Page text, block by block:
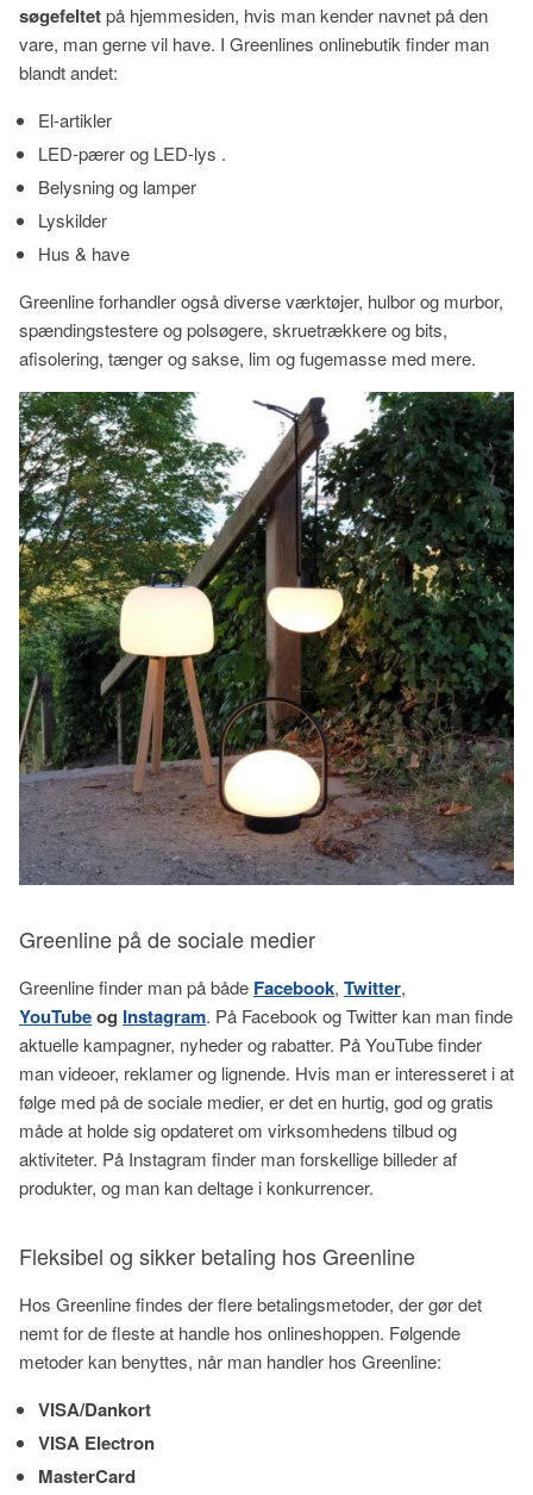
søgefeltetpå hjemmesiden, hvis man kender navnet på den
vare, man gerne vil have. I Greenlines onlinebutik finder man
blandt andet:
El-artikler
LED-pærer og LED-lys .
Belysning og lamper
Lyskilder
Hus & have
Greenline forhandler også diverse værktøjer, hulbor og murbor,
spændingstestere og polsøgere, skruetrækkere og bits,
afisolering, tænger og sakse, lim og fugemasse med mere.
Greenline på de sociale medier
Greenline finder man på både Facebook, Twitter,
YouTubeog Instagram. På Facebook og Twitter kan man finde
aktuelle kampagner, nyheder og rabatter. På YouTube finder
man videoer, reklamer og lignende. Hvis man er interesseret i at
følge med på de sociale medier, er det en hurtig, god og gratis
måde at holde sig opdateret om virksomhedens tilbud og
aktiviteter. På Instagram finder man forskellige billeder af
produkter, og man kan deltage i konkurrencer.
Fleksibel og sikker betaling hos Greenline
Hos Greenline findes der flere betalingsmetoder, der gør det
nemt for de fleste at handle hos onlineshoppen. Følgende
metoder kan benyttes, når man handler hos Greenline:
VISA/Dankort
VISA Electron
MasterCard